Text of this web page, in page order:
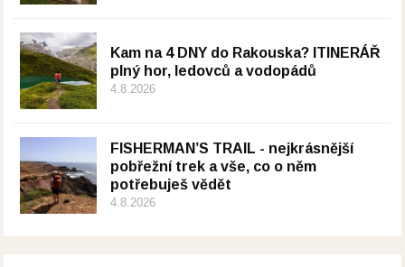
Kam na 4 DNY do Rakouska? ITINERÁŘ
plný hor, ledovců a vodopádů
4.8.2026
FISHERMAN’S TRAIL - nejkrásnější
pobřežní trek a vše, co o něm
potřebuješ vědět
4.8.2026